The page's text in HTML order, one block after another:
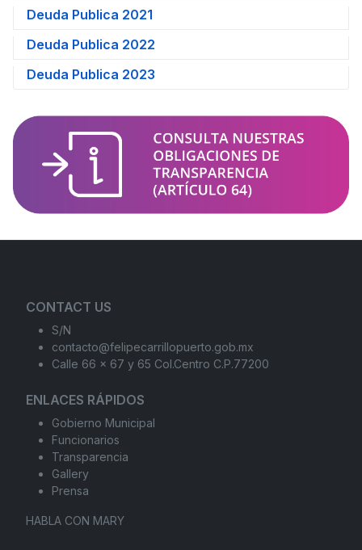
Deuda Publica 2021
Deuda Publica 2022
Deuda Publica 2023
CONTACT US
S/N
contacto@felipecarrillopuerto.gob.mx
Calle 66 x 67 y 65 Col.Centro C.P.77200
ENLACES RÁPIDOS
Gobierno Municipal
Funcionarios
Transparencia
Gallery
Prensa
HABLA CON MARY